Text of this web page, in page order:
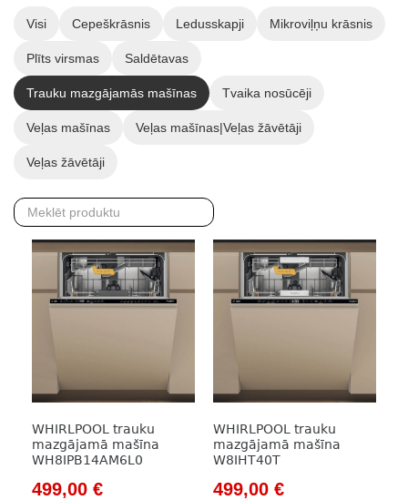
Visi Cepeškrāsnis Ledusskapji Mikroviļņu krāsnis
Plīts virsmas Saldētavas
Trauku mazgājamās mašīnas Tvaika nosūcēji
Veļas mašīnas Veļas mašīnas|Veļas žāvētāji
Veļas žāvētāji
WHIRLPOOL trauku
mazgājamā mašīna
WH8IPB14AM6L0
Original
499,00 €Current
WHIRLPOOL trauku
mazgājamā mašīna
W8IHT40T
Original
499,00 €Current